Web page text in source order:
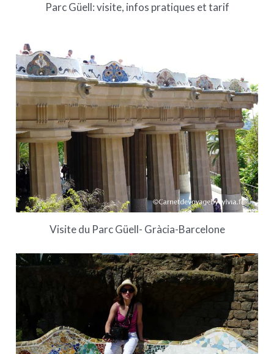
Parc Güell: visite, infos pratiques et tarif
Visite du Parc Güell- Gràcia-Barcelone